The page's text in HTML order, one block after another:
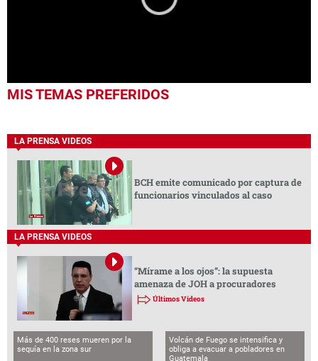
0
seconds
minute,
45
MIS TEMAS PREFERIDOS
LA PRENSA VIDEOS
BCH emite comunicado por captura de
funcionarios vinculados al caso
LA PRENSA VIDEOS
“Mírame a los ojos”: la supuesta
amenaza de JOH a procuradores
Últimos Videos
Más de 400 reses mueren por la
sequía en la zona sur
Volcán de Fuego se intensifica y
obliga a evacuar a pobladores en
Guatemala